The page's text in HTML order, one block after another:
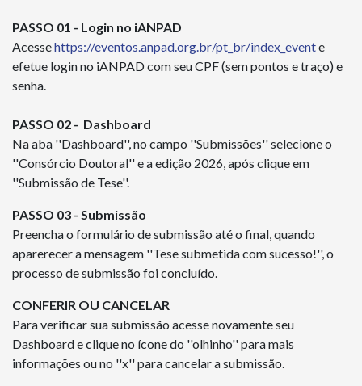
PASSO 01 - Login no iANPAD
Acessehttps://eventos.anpad.org.br/pt_br/index_evente
efetue login no iANPAD com seu CPF (sem pontos e traço) e
senha.
PASSO 02 - Dashboard
Na aba ''Dashboard'', no campo ''Submissões'' selecione o
''Consórcio Doutoral'' e a edição 2026, após clique em
''Submissão de Tese''.
PASSO 03 - Submissão
Preencha o formulário de submissão até o final, quando
aparerecer a mensagem ''Tese submetida com sucesso!'', o
processo de submissão foi concluído.
CONFERIR OU CANCELAR
Para verificar sua submissão acesse novamente seu
Dashboard e clique no ícone do ''olhinho'' para mais
informações ou no ''x'' para cancelar a submissão.